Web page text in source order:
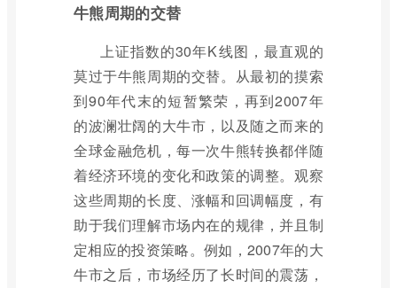
牛熊周期的交替
上证指数的30年K线图，最直观的
莫过于牛熊周期的交替。从最初的摸索
到90年代末的短暂繁荣，再到2007年
的波澜壮阔的大牛市，以及随之而来的
全球金融危机，每一次牛熊转换都伴随
着经济环境的变化和政策的调整。观察
这些周期的长度、涨幅和回调幅度，有
助于我们理解市场内在的规律，并且制
定相应的投资策略。例如，2007年的大
牛市之后，市场经历了长时间的震荡，